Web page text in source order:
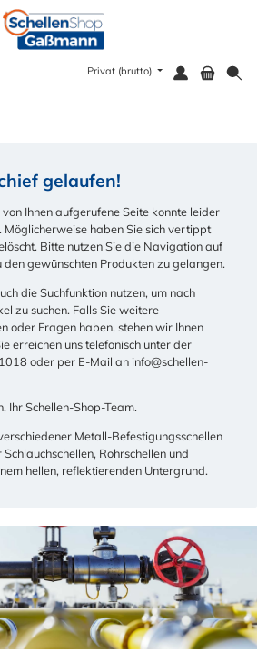
Privat (brutto)
gelaufen!
Ihnen aufgerufene Seite konnte leider
Möglicherweise haben Sie sich vertippt
Bitte nutzen Sie die Navigation auf
den gewünschten Produkten zu gelangen.
die Suchfunktion nutzen, um nach
zu suchen. Falls Sie weitere
oder Fragen haben, stehen wir Ihnen
erreichen uns telefonisch unter der
oder per E-Mail an info@schellen-
Ihr Schellen-Shop-Team.